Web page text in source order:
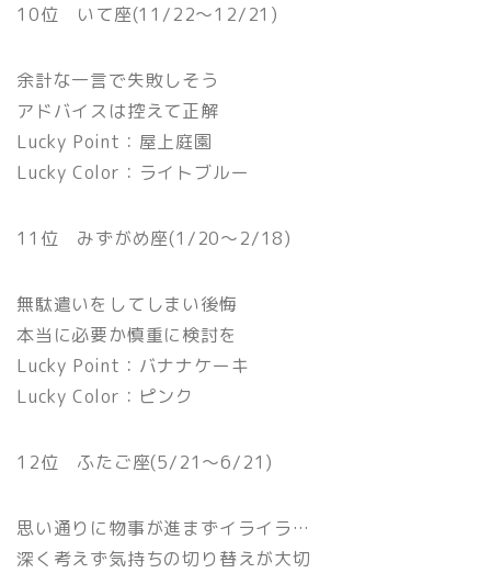
10位 いて座(11/22〜12/21)
余計な一言で失敗しそう
アドバイスは控えて正解
Lucky Point：屋上庭園
Lucky Color：ライトブルー
11位 みずがめ座(1/20〜2/18)
無駄遣いをしてしまい後悔
本当に必要か慎重に検討を
Lucky Point：バナナケーキ
Lucky Color：ピンク
12位 ふたご座(5/21〜6/21)
思い通りに物事が進まずイライラ…
深く考えず気持ちの切り替えが大切